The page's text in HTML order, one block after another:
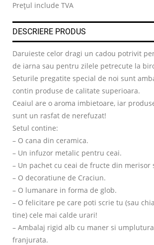
Prețul include TVA
DESCRIERE PRODUS
Daruieste celor dragi un cadou potrivit
de iarna sau pentru zilele petrecute la
Seturile pregatite special de noi sunt
contin produse de calitate superioara.
Ceaiul are o aroma imbietoare, iar
sunt un rasfat de nerefuzat!
Setul contine:
– O cana din ceramica.
– Un infuzor metalic pentru ceai.
– Un pachet cu ceai de fructe din merisor
– O decoratiune de Craciun.
– O lumanare in forma de glob.
– O felicitare pe care poti scrie tu (sau
tine) cele mai calde urari!
– Ambalaj rigid alb cu maner si
franjurata.